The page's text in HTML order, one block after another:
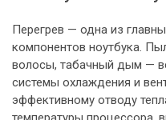
Перегрев — одна из
компонентов ноутбука.
волосы, табачный дым —
системы охлаждения и
эффективному отводу